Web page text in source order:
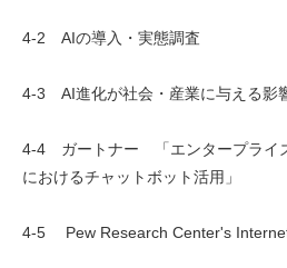
4-2 AIの導入・実態調査
4-3 AI進化が社会・産業に与える影
4-4 ガートナー 「エンタープライ
におけるチャットボット活用」
4-5 Pew Research Center's